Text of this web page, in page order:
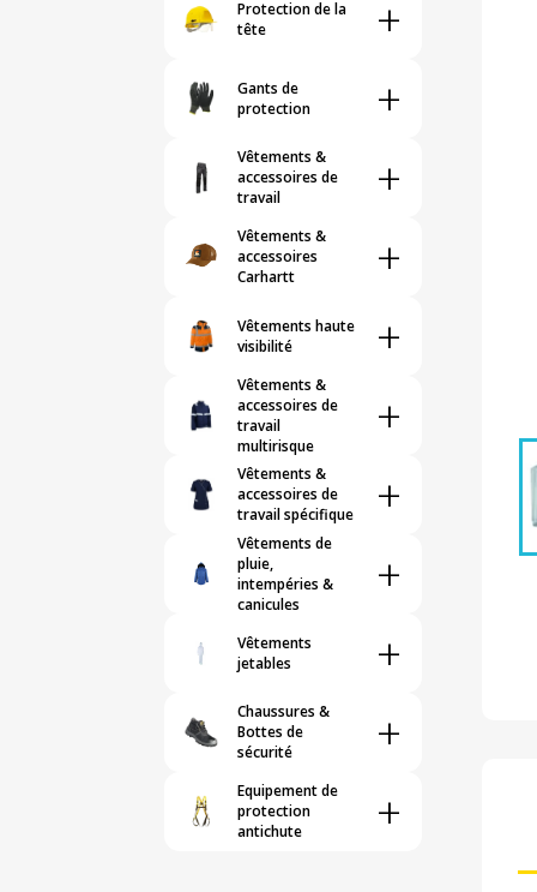
Protection de la
tête
+
Gants de
protection
+
Vêtements &
accessoires de
travail
+
Vêtements &
accessoires
Carhartt
+
Vêtements haute
visibilité
+
Vêtements &
accessoires de
travail
multirisque
+
Vêtements &
accessoires de
travail spécifique
+
Vêtements de
pluie,
intempéries &
canicules
+
Vêtements
jetables
+
Chaussures &
Bottes de
sécurité
+
Equipement de
protection
antichute
+